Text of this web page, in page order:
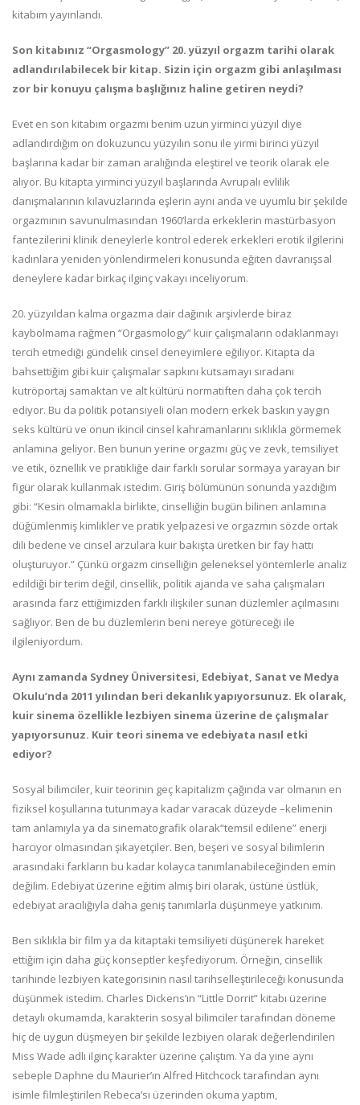
kitabım yayınlandı.
Son kitabınız “Orgasmology” 20. yüzyıl orgazm tarihi olarak
adlandırılabilecek bir kitap. Sizin için orgazm gibi anlaşılması
zor bir konuyu çalışma başlığınız haline getiren neydi?
Evet en son kitabım orgazmı benim uzun yirminci yüzyıl diye
adlandırdığım on dokuzuncu yüzyılın sonu ile yirmi birinci yüzyıl
başlarına kadar bir zaman aralığında eleştirel ve teorik olarak ele
alıyor. Bu kitapta yirminci yüzyıl başlarında Avrupalı evlilik
danışmalarının kılavuzlarında eşlerin aynı anda ve uyumlu bir şekilde
orgazmının savunulmasından 1960’larda erkeklerin mastürbasyon
fantezilerini klinik deneylerle kontrol ederek erkekleri erotik ilgilerini
kadınlara yeniden yönlendirmeleri konusunda eğiten davranışsal
deneylere kadar birkaç ilginç vakayı inceliyorum.
20. yüzyıldan kalma orgazma dair dağınık arşivlerde biraz
kaybolmama rağmen “Orgasmology” kuir çalışmaların odaklanmayı
tercih etmediği gündelik cinsel deneyimlere eğiliyor. Kitapta da
bahsettiğim gibi kuir çalışmalar sapkını kutsamayı sıradanı
kutröportaj samaktan ve alt kültürü normatiften daha çok tercih
ediyor. Bu da politik potansiyeli olan modern erkek baskın yaygın
seks kültürü ve onun ikincil cinsel kahramanlarını sıklıkla görmemek
anlamına geliyor. Ben bunun yerine orgazmı güç ve zevk, temsiliyet
ve etik, öznellik ve pratikliğe dair farklı sorular sormaya yarayan bir
figür olarak kullanmak istedim. Giriş bölümünün sonunda yazdığım
gibi: “Kesin olmamakla birlikte, cinselliğin bugün bilinen anlamına
düğümlenmiş kimlikler ve pratik yelpazesi ve orgazmın sözde ortak
dili bedene ve cinsel arzulara kuir bakışta üretken bir fay hattı
oluşturuyor.” Çünkü orgazm cinselliğin geleneksel yöntemlerle analiz
edildiği bir terim değil, cinsellik, politik ajanda ve saha çalışmaları
arasında farz ettiğimizden farklı ilişkiler sunan düzlemler açılmasını
sağlıyor. Ben de bu düzlemlerin beni nereye götüreceği ile
ilgileniyordum.
Aynı zamanda Sydney Üniversitesi, Edebiyat, Sanat ve Medya
Okulu’nda 2011 yılından beri dekanlık yapıyorsunuz. Ek olarak,
kuir sinema özellikle lezbiyen sinema üzerine de çalışmalar
yapıyorsunuz. Kuir teori sinema ve edebiyata nasıl etki
ediyor?
Sosyal bilimciler, kuir teorinin geç kapitalizm çağında var olmanın en
fiziksel koşullarına tutunmaya kadar varacak düzeyde –kelimenin
tam anlamıyla ya da sinematografik olarak“temsil edilene” enerji
harcıyor olmasından şikayetçiler. Ben, beşeri ve sosyal bilimlerin
arasındaki farkların bu kadar kolayca tanımlanabileceğinden emin
değilim. Edebiyat üzerine eğitim almış biri olarak, üstüne üstlük,
edebiyat aracılığıyla daha geniş tanımlarla düşünmeye yatkınım.
Ben sıklıkla bir film ya da kitaptaki temsiliyeti düşünerek hareket
ettiğim için daha güç konseptler keşfediyorum. Örneğin, cinsellik
tarihinde lezbiyen kategorisinin nasıl tarihselleştirileceği konusunda
düşünmek istedim. Charles Dickens’ın “Little Dorrit” kitabı üzerine
detaylı okumamda, karakterin sosyal bilimciler tarafından döneme
hiç de uygun düşmeyen bir şekilde lezbiyen olarak değerlendirilen
Miss Wade adlı ilginç karakter üzerine çalıştım. Ya da yine aynı
sebeple Daphne du Maurier’ın Alfred Hitchcock tarafından aynı
isimle filmleştirilen Rebeca’sı üzerinden okuma yaptım,